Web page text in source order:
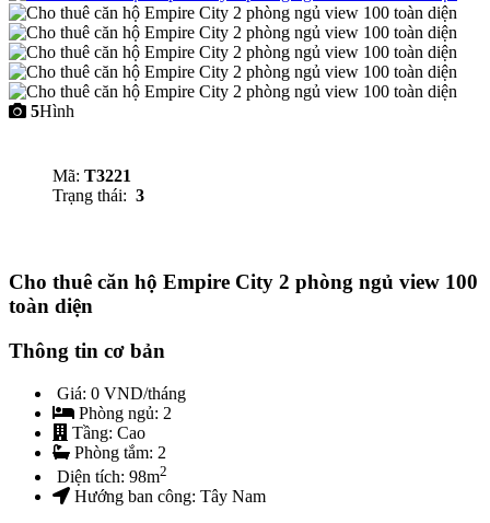
5Hình
Mã: T3221
Trạng thái: 3
Cho thuê căn hộ Empire City 2 phòng ngủ view 100
toàn diện
Thông tin cơ bản
Giá: 0 VND/tháng
Phòng ngủ: 2
Tầng: Cao
Phòng tắm: 2
Diện tích: 98m2
Hướng ban công: Tây Nam